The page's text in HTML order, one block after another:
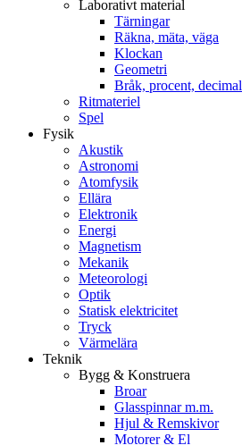
Laborativt material
Tärningar
Räkna, mäta, väga
Klockan
Geometri
Bråk, procent, decimal
Ritmateriel
Spel
Fysik
Akustik
Astronomi
Atomfysik
Ellära
Elektronik
Energi
Magnetism
Mekanik
Meteorologi
Optik
Statisk elektricitet
Tryck
Värmelära
Teknik
Bygg & Konstruera
Broar
Glasspinnar m.m.
Hjul & Remskivor
Motorer & El